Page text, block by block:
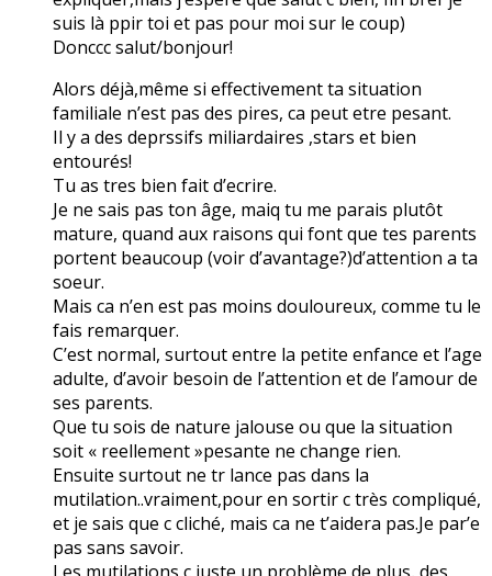
suis là ppir toi et pas pour moi sur le coup)
Donccc salut/bonjour!
Alors déjà,même si effectivement ta situation
familiale n’est pas des pires, ca peut etre pesant.
Il y a des deprssifs miliardaires ,stars et bien
entourés!
Tu as tres bien fait d’ecrire.
Je ne sais pas ton âge, maiq tu me parais plutôt
mature, quand aux raisons qui font que tes parents
portent beaucoup (voir d’avantage?)d’attention a ta
soeur.
Mais ca n’en est pas moins douloureux, comme tu le
fais remarquer.
C’est normal, surtout entre la petite enfance et l’age
adulte, d’avoir besoin de l’attention et de l’amour de
ses parents.
Que tu sois de nature jalouse ou que la situation
soit « reellement »pesante ne change rien.
Ensuite surtout ne tr lance pas dans la
mutilation..vraiment,pour en sortir c très compliqué,
et je sais que c cliché, mais ca ne t’aidera pas.Je par’e
pas sans savoir.